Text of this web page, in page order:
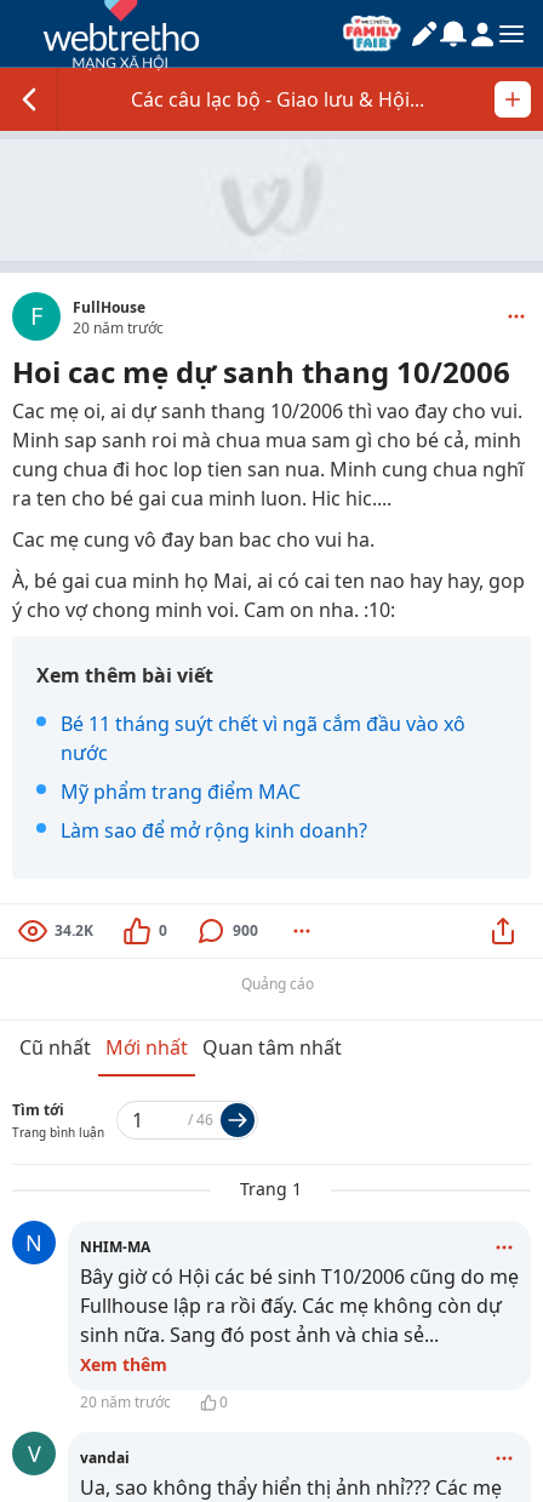
Các câu lạc bộ - Giao lưu & Hội...
F
FullHouse
20 năm trước
Hoi cac mẹ dự sanh thang 10/2006
Cac mẹ oi, ai dự sanh thang 10/2006 thì vao đay cho vui.
Minh sap sanh roi mà chua mua sam gì cho bé cả, minh
cung chua đi hoc lop tien san nua. Minh cung chua nghĩ
ra ten cho bé gai cua minh luon. Hic hic....
Cac mẹ cung vô đay ban bac cho vui ha.
À, bé gai cua minh họ Mai, ai có cai ten nao hay hay, gop
ý cho vợ chong minh voi. Cam on nha. :10:
Xem thêm bài viết
Bé 11 tháng suýt chết vì ngã cắm đầu vào xô
nước
Mỹ phẩm trang điểm MAC
Làm sao để mở rộng kinh doanh?
34.2K 0 900
Quảng cáo
Cũ nhất Mới nhất Quan tâm nhất
Tìm tới
Trang bình luận
/46
Trang 1
N NHIM-MA
Bây giờ có Hội các bé sinh T10/2006 cũng do mẹ
Fullhouse lập ra rồi đấy. Các mẹ không còn dự
sinh nữa. Sang đó post ảnh và chia sẻ...
Xem thêm
20 năm trước 0
V vandai
Ua, sao không thẩy hiển thị ảnh nhỉ??? Các mẹ